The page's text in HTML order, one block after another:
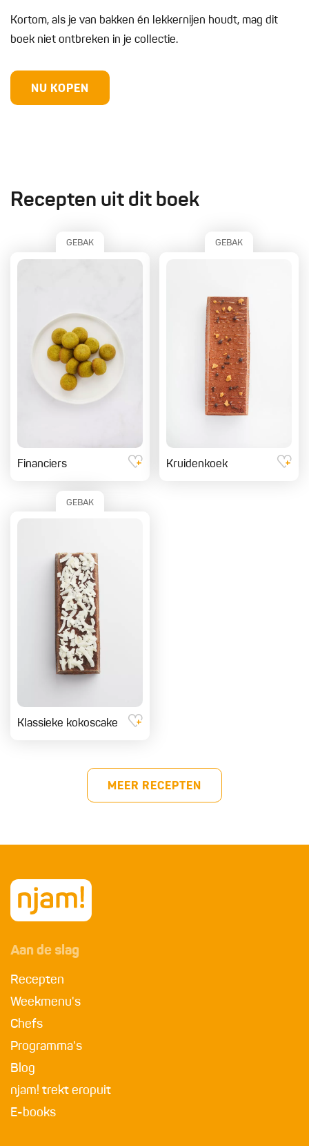
Kortom, als je van bakken én lekkernijen houdt, mag dit
boek niet ontbreken in je collectie.
NU KOPEN
Recepten uit dit boek
GEBAK
Financiers
GEBAK
Kruidenkoek
GEBAK
Klassieke kokoscake
MEER RECEPTEN
Aan de slag
Recepten
Weekmenu's
Chefs
Programma's
Blog
njam! trekt eropuit
E-books